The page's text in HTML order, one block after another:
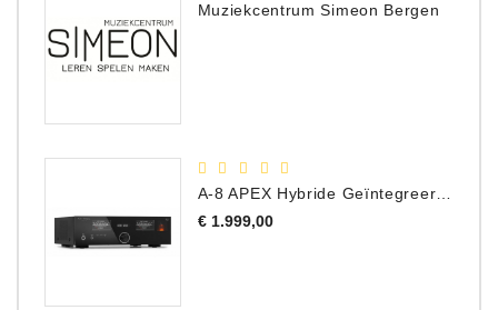
Muziekcentrum Simeon Bergen
€ 1.999,00Prijs